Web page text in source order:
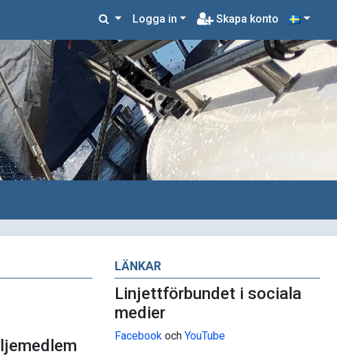
Logga in Skapa konto
LÄNKAR
Linjettförbundet i sociala
medier
Facebookoch YouTube